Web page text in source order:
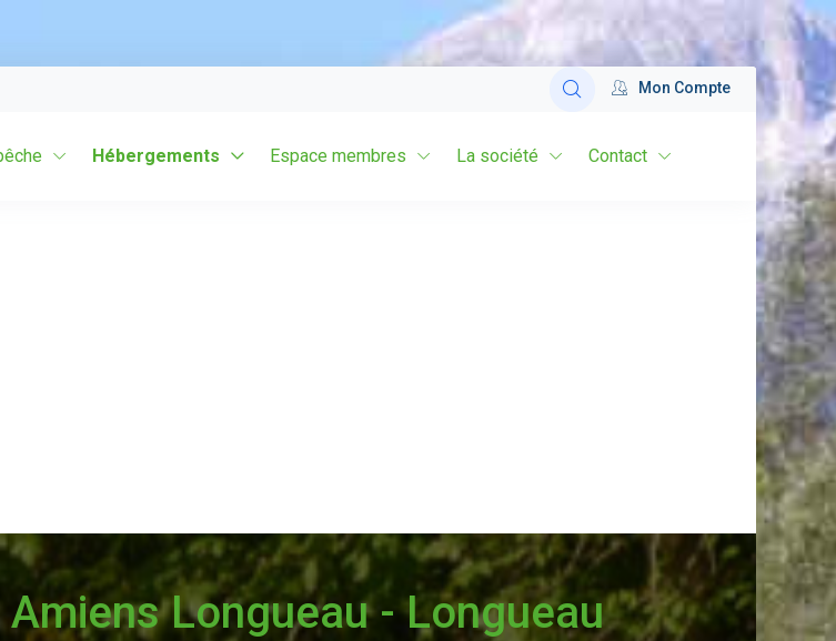
Mon Compte
Hébergements Espace membres La société Contact
Longueau - Longueau